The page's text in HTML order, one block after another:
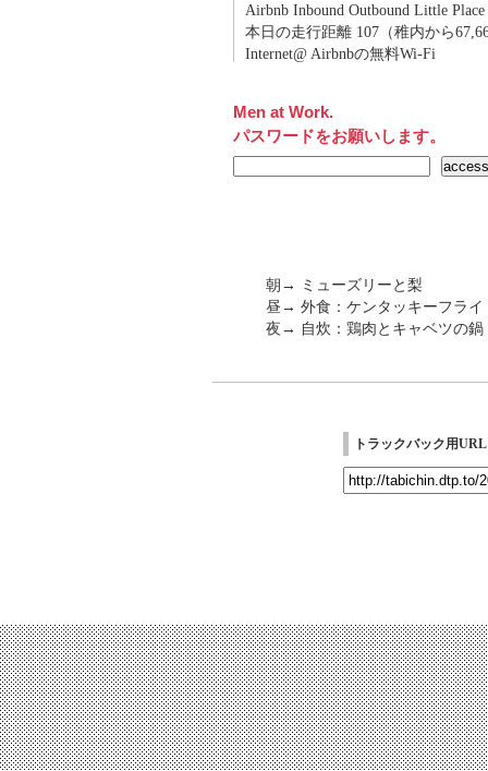
Airbnb Inbound Outbound Little
本日の走行距離 107（稚内から
Internet@ Airbnbの無料Wi-Fi
Men at Work.
パスワードをお願いします。
朝→ ミューズリーと梨
昼→ 外食：ケンタッキーフライ
夜→ 自炊：鶏肉とキャベツの鍋
トラックバック用URL